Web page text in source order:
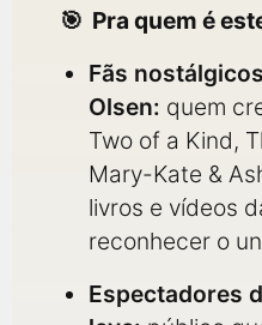
Pra quem é
Fãs
Olsen: quem
Two of a Kind,
Mary-Kate &
livros e vídeos
reconhecer o
Espectadores